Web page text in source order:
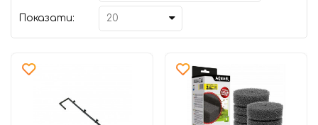
Показати: